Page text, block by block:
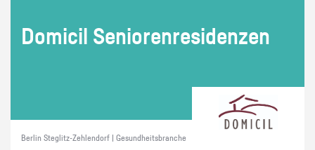
Do­mi­cil Se­nio­ren­re­si­den­zen
Berlin Steglitz-Zehlendorf | Gesundheitsbranche